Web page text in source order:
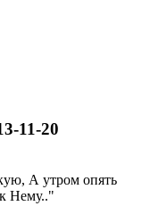
11-20
А утром опять
Нему.."